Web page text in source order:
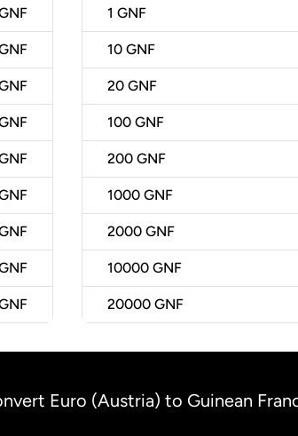
1 GNF
10 GNF
20 GNF
100 GNF
200 GNF
1000 GNF
2000 GNF
10000 GNF
20000 GNF
Euro (Austria) to Guinean